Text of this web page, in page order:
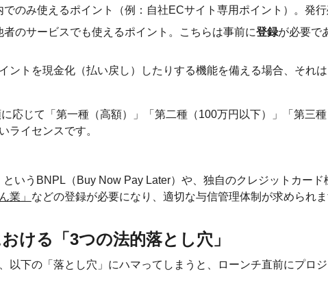
でのみ使えるポイント（例：自社ECサイト専用ポイント）。発
者のサービスでも使えるポイント。こちらは事前に登録が必要で
ントを現金化（払い戻し）したりする機能を備える場合、それ
応じて「第一種（高額）」「第二種（100万円以下）」「第三
ライセンスです。
というBNPL（Buy Now Pay Later）や、独自のクレジットカー
業」 などの登録が必要になり、適切な与信管理体制が求められま
ける「3つの法的落とし穴」
以下の「落とし穴」にハマってしまうと、ローンチ直前にプロ